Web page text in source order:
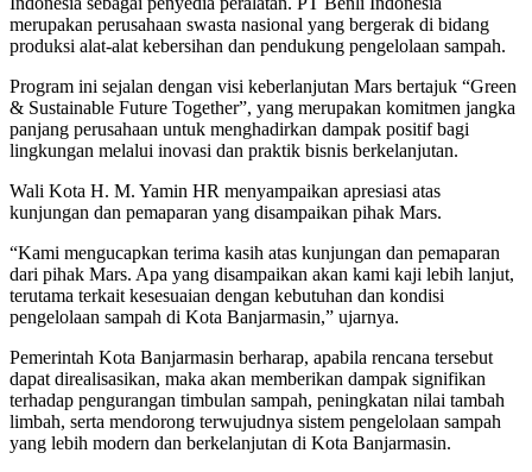
merupakan perusahaan swasta nasional yang bergerak di bidang
produksi alat-alat kebersihan dan pendukung pengelolaan sampah.
Program ini sejalan dengan visi keberlanjutan Mars bertajuk “Green
& Sustainable Future Together”, yang merupakan komitmen jangka
panjang perusahaan untuk menghadirkan dampak positif bagi
lingkungan melalui inovasi dan praktik bisnis berkelanjutan.
Wali Kota H. M. Yamin HR menyampaikan apresiasi atas
kunjungan dan pemaparan yang disampaikan pihak Mars.
“Kami mengucapkan terima kasih atas kunjungan dan pemaparan
dari pihak Mars. Apa yang disampaikan akan kami kaji lebih lanjut,
terutama terkait kesesuaian dengan kebutuhan dan kondisi
pengelolaan sampah di Kota Banjarmasin,” ujarnya.
Pemerintah Kota Banjarmasin berharap, apabila rencana tersebut
dapat direalisasikan, maka akan memberikan dampak signifikan
terhadap pengurangan timbulan sampah, peningkatan nilai tambah
limbah, serta mendorong terwujudnya sistem pengelolaan sampah
yang lebih modern dan berkelanjutan di Kota Banjarmasin.